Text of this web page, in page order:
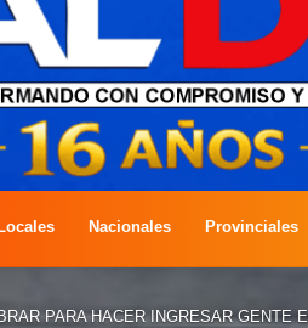
Locales Nacionales Provinciales
PARA HACER INGRESAR GENTE